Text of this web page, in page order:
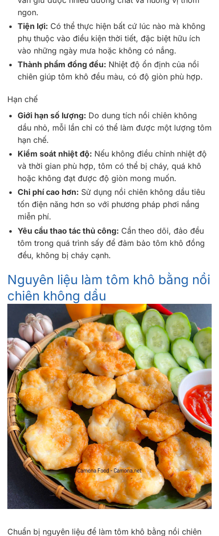
ngon.
Tiện lợi: Có thể thực hiện bất cứ lúc nào mà không
phụ thuộc vào điều kiện thời tiết, đặc biệt hữu ích
vào những ngày mưa hoặc không có nắng.
Thành phẩm đồng đều: Nhiệt độ ổn định của nồi
chiên giúp tôm khô đều màu, có độ giòn phù hợp.
Hạn chế
Giới hạn số lượng: Do dung tích nồi chiên không
dầu nhỏ, mỗi lần chỉ có thể làm được một lượng tôm
hạn chế.
Kiểm soát nhiệt độ: Nếu không điều chỉnh nhiệt độ
và thời gian phù hợp, tôm có thể bị cháy, quá khô
hoặc không đạt được độ giòn mong muốn.
Chi phí cao hơn: Sử dụng nồi chiên không dầu tiêu
tốn điện năng hơn so với phương pháp phơi nắng
miễn phí.
Yêu cầu thao tác thủ công: Cần theo dõi, đảo đều
tôm trong quá trình sấy để đảm bảo tôm khô đồng
đều, không bị cháy cạnh.
Nguyên liệu làm tôm khô bằng nồi
chiên không dầu
Chuẩn bị nguyên liệu để làm tôm khô bằng nồi chiên